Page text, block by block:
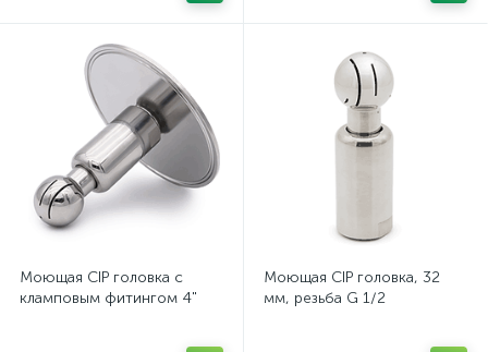
Моющая CIP головка с
кламповым фитингом 4"
Моющая CIP головка, 32
мм, резьба G 1/2